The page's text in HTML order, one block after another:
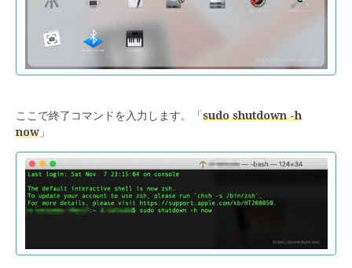
ここで終了コマンドを入力します。「 sudo shutdown -h
now 」